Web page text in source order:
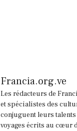
Francia.org.ve
Les rédacteurs de
et spécialistes des
conjuguent leurs
voyages écrits au cœur